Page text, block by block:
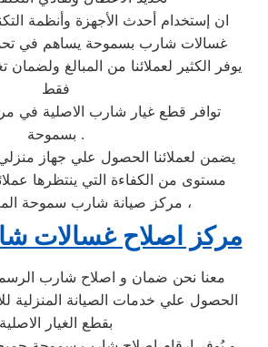
ان إستخدام أحدث الأجهزة وأنظمة
غسالات شارب بسموحة يساهم في
يوفر الكثير لعملائنا من المبالغ ولضمان
فقط
بسموحة .
يضمن لعملائنا الحصول علي جهاز
مستوى من الكفاءة التي ينتظرها
مركز صيانة شارب سموحة المعتمد بسموحة ،
مركز اصلاح غسالات
معنا نحن ضمان و اصلاح شارب
الحصول علي خدمات الصيانة المنزلية
بقطع الغيار الاصلية